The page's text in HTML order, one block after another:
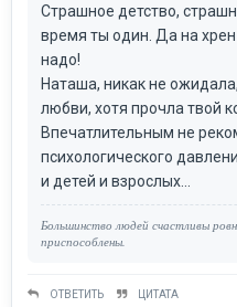
Страшное детство,
время ты один. Да на хрен
надо!
Наташа, никак не
любви, хотя прочла твой
Впечатлительным не
психологического
и детей и взрослых...
Большинство людей счастливы
приспособлены.
ОТВЕТИТЬ ЦИТАТА